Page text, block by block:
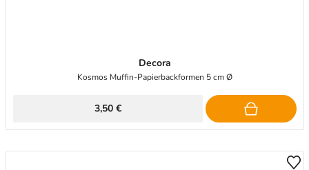
Decora
Kosmos Muffin-Papierbackformen 5 cm Ø
3,50 €